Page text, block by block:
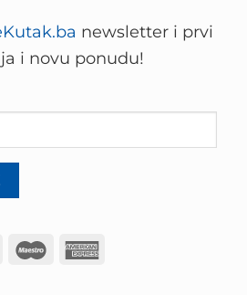
newsletter i prvi
i novu ponudu!
MasterCard
Maestro